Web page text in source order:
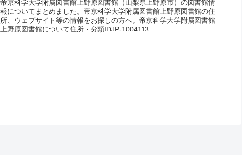
帝京科学大学附属図書館上野原図書館（山梨県上野原市）の図書館情
報についてまとめました。帝京科学大学附属図書館上野原図書館の住
所、ウェブサイト等の情報をお探しの方へ。帝京科学大学附属図書館
上野原図書館について住所・分類IDJP-1004113...